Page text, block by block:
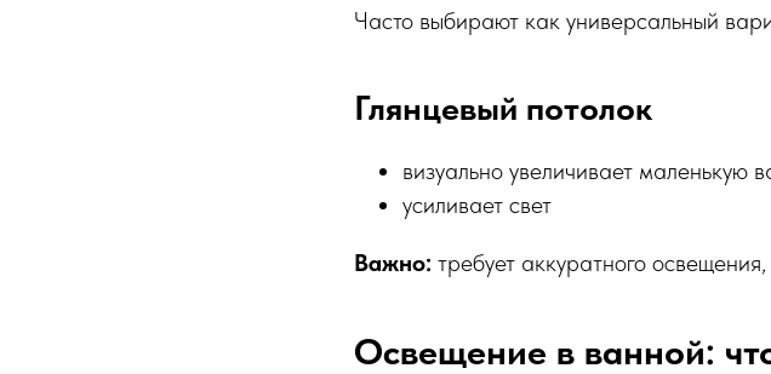
Часто выбирают как универсальный
Глянцевый потолок
визуально увеличивает маленькую
усиливает свет
Важно: требует аккуратного
Освещение в ванной: